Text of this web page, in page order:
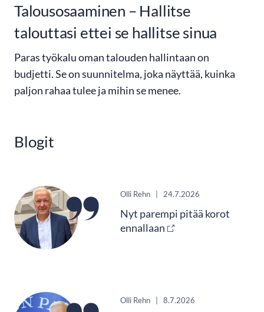
Talousosaaminen – Hallitse
talouttasi ettei se hallitse sinua
Paras työkalu oman talouden hallintaan on
budjetti. Se on suunnitelma, joka näyttää, kuinka
paljon rahaa tulee ja mihin se menee.
Blogit
Olli Rehn 24.7.2026
Nyt parempi pitää korot
ennallaan
Olli Rehn 8.7.2026